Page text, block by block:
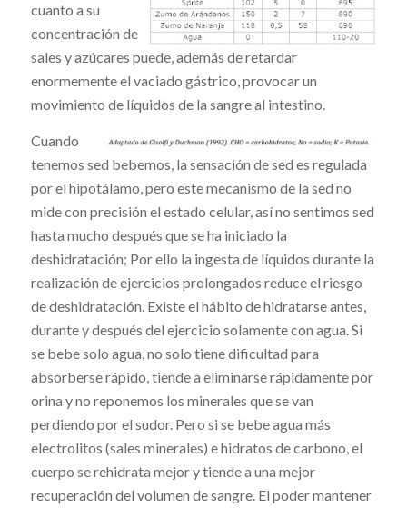
cuanto a su
concentración de
sales y azúcares puede, además de retardar
enormemente el vaciado gástrico, provocar un
movimiento de líquidos de la sangre al intestino.
Cuando
tenemos sed bebemos, la sensación de sed es regulada
por el hipotálamo, pero este mecanismo de la sed no
mide con precisión el estado celular, así no sentimos sed
hasta mucho después que se ha iniciado la
deshidratación; Por ello la ingesta de líquidos durante la
realización de ejercicios prolongados reduce el riesgo
de deshidratación. Existe el hábito de hidratarse antes,
durante y después del ejercicio solamente con agua. Si
se bebe solo agua, no solo tiene dificultad para
absorberse rápido, tiende a eliminarse rápidamente por
orina y no reponemos los minerales que se van
perdiendo por el sudor. Pero si se bebe agua más
electrolitos (sales minerales) e hidratos de carbono, el
cuerpo se rehidrata mejor y tiende a una mejor
recuperación del volumen de sangre. El poder mantener